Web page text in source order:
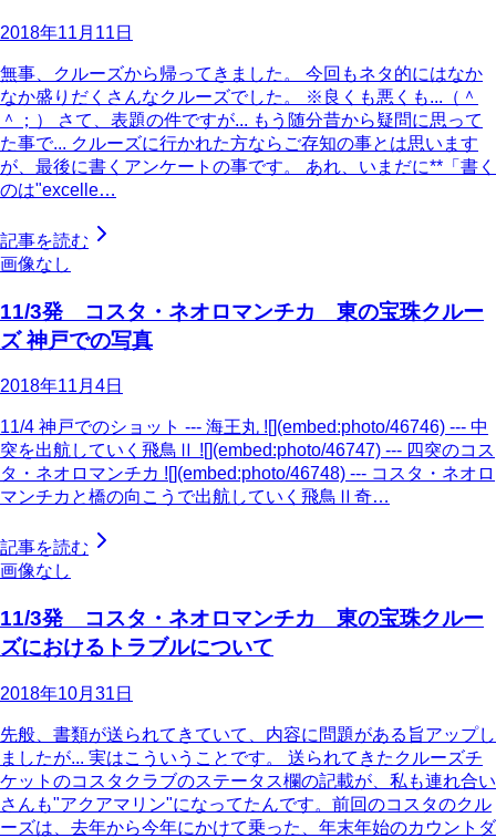
2018年11月11日
無事、クルーズから帰ってきました。 今回もネタ的にはなか
なか盛りだくさんなクルーズでした。 ※良くも悪くも...（＾
＾；） さて、表題の件ですが... もう随分昔から疑問に思って
た事で... クルーズに行かれた方ならご存知の事とは思います
が、最後に書くアンケートの事です。 あれ、いまだに**「書く
のは"excelle…
記事を読む
画像なし
11/3発 コスタ・ネオロマンチカ 東の宝珠クルー
ズ 神戸での写真
2018年11月4日
11/4 神戸でのショット --- 海王丸 ![](embed:photo/46746) --- 中
突を出航していく飛鳥Ⅱ ![](embed:photo/46747) --- 四突のコス
タ・ネオロマンチカ ![](embed:photo/46748) --- コスタ・ネオロ
マンチカと橋の向こうで出航していく飛鳥Ⅱ奇…
記事を読む
画像なし
11/3発 コスタ・ネオロマンチカ 東の宝珠クルー
ズにおけるトラブルについて
2018年10月31日
先般、書類が送られてきていて、内容に問題がある旨アップし
ましたが... 実はこういうことです。 送られてきたクルーズチ
ケットのコスタクラブのステータス欄の記載が、私も連れ合い
さんも"アクアマリン"になってたんです。前回のコスタのクル
ーズは、去年から今年にかけて乗った、年末年始のカウントダ